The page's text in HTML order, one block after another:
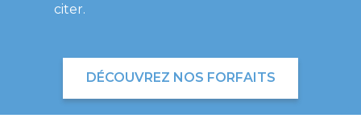
citer.
DÉCOUVREZ NOS FORFAITS